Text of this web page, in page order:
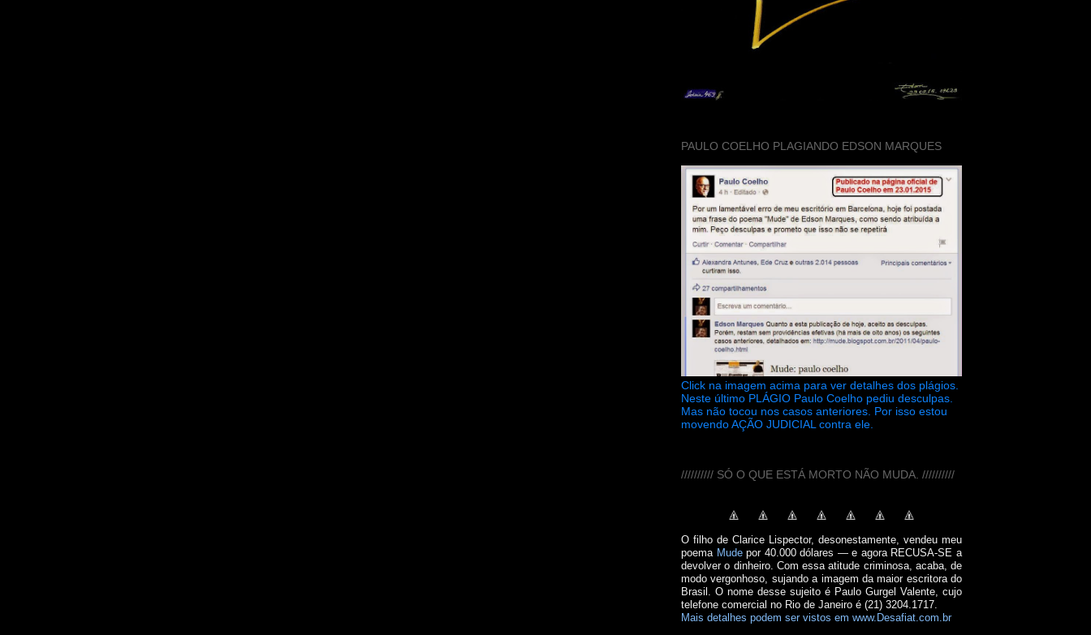
PAULO COELHO PLAGIANDO EDSON MARQUES
Click na imagem acima para ver detalhes dos plágios.
Neste último PLÁGIO Paulo Coelho pediu desculpas.
Mas não tocou nos casos anteriores. Por isso estou
movendo AÇÃO JUDICIAL contra ele.
////////// SÓ O QUE ESTÁ MORTO NÃO MUDA. //////////
O filho de Clarice Lispector, desonestamente, vendeu meu
poema Mudepor 40.000 dólares — e agora RECUSA-SE a
devolver o dinheiro. Com essa atitude criminosa, acaba, de
modo vergonhoso, sujando a imagem da maior escritora do
Brasil. O nome desse sujeito é Paulo Gurgel Valente, cujo
telefone comercial no Rio de Janeiro é (21) 3204.1717.
Mais detalhes podem ser vistos em www.Desafiat.com.br